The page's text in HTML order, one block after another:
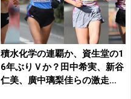
積水化学の連覇か、資生堂の1
6年ぶりＶか？田中希実、新谷
仁美、廣中璃梨佳らの激走...